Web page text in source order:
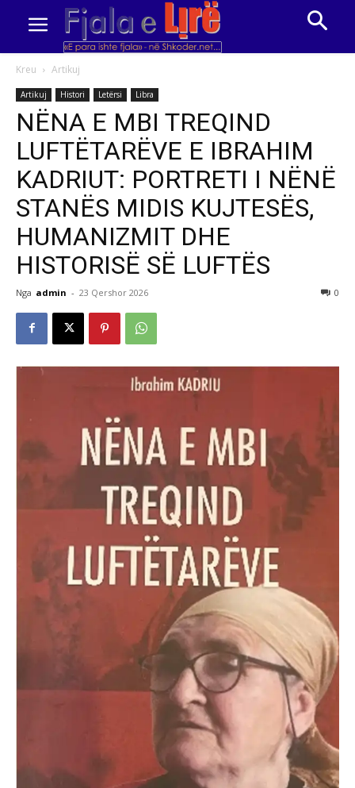
Kreu Artikuj
Artikuj Histori Letërsi Libra
NËNA E MBI TREQIND
LUFTËTARËVE E IBRAHIM
KADRIUT: PORTRETI I NËNË
STANËS MIDIS KUJTESËS,
HUMANIZMIT DHE
HISTORISË SË LUFTËS
Nga admin - 23 Qershor 2026 0